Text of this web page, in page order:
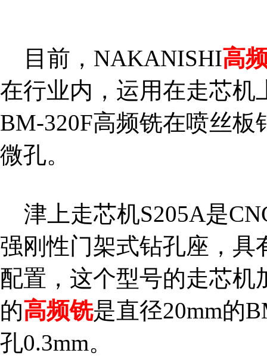
目前，NAKANISHI高
在行业内，运用在走芯机
BM-320F高频铣在喷丝
微孔。
津上走芯机S205A是
强刚性门架式钻孔座，具
配置，这个型号的走芯机
的高频铣是直径20mm的
孔0.3mm。